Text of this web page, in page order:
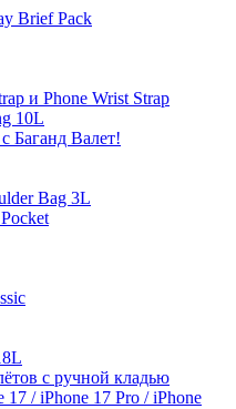
Brief Pack
и Phone Wrist Strap
10L
Баганд Валет!
Bag 3L
с ручной кладью
/ iPhone 17 Pro / iPhone